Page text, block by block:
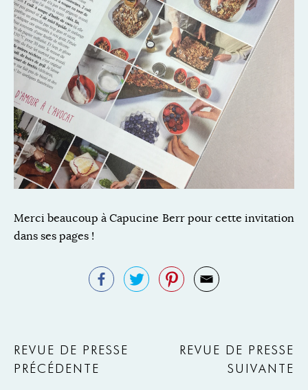
Merci beaucoup à Capucine Berr pour cette invitation
dans ses pages !
REVUE DE PRESSE
PRÉCÉDENTE
REVUE DE PRESSE
SUIVANTE